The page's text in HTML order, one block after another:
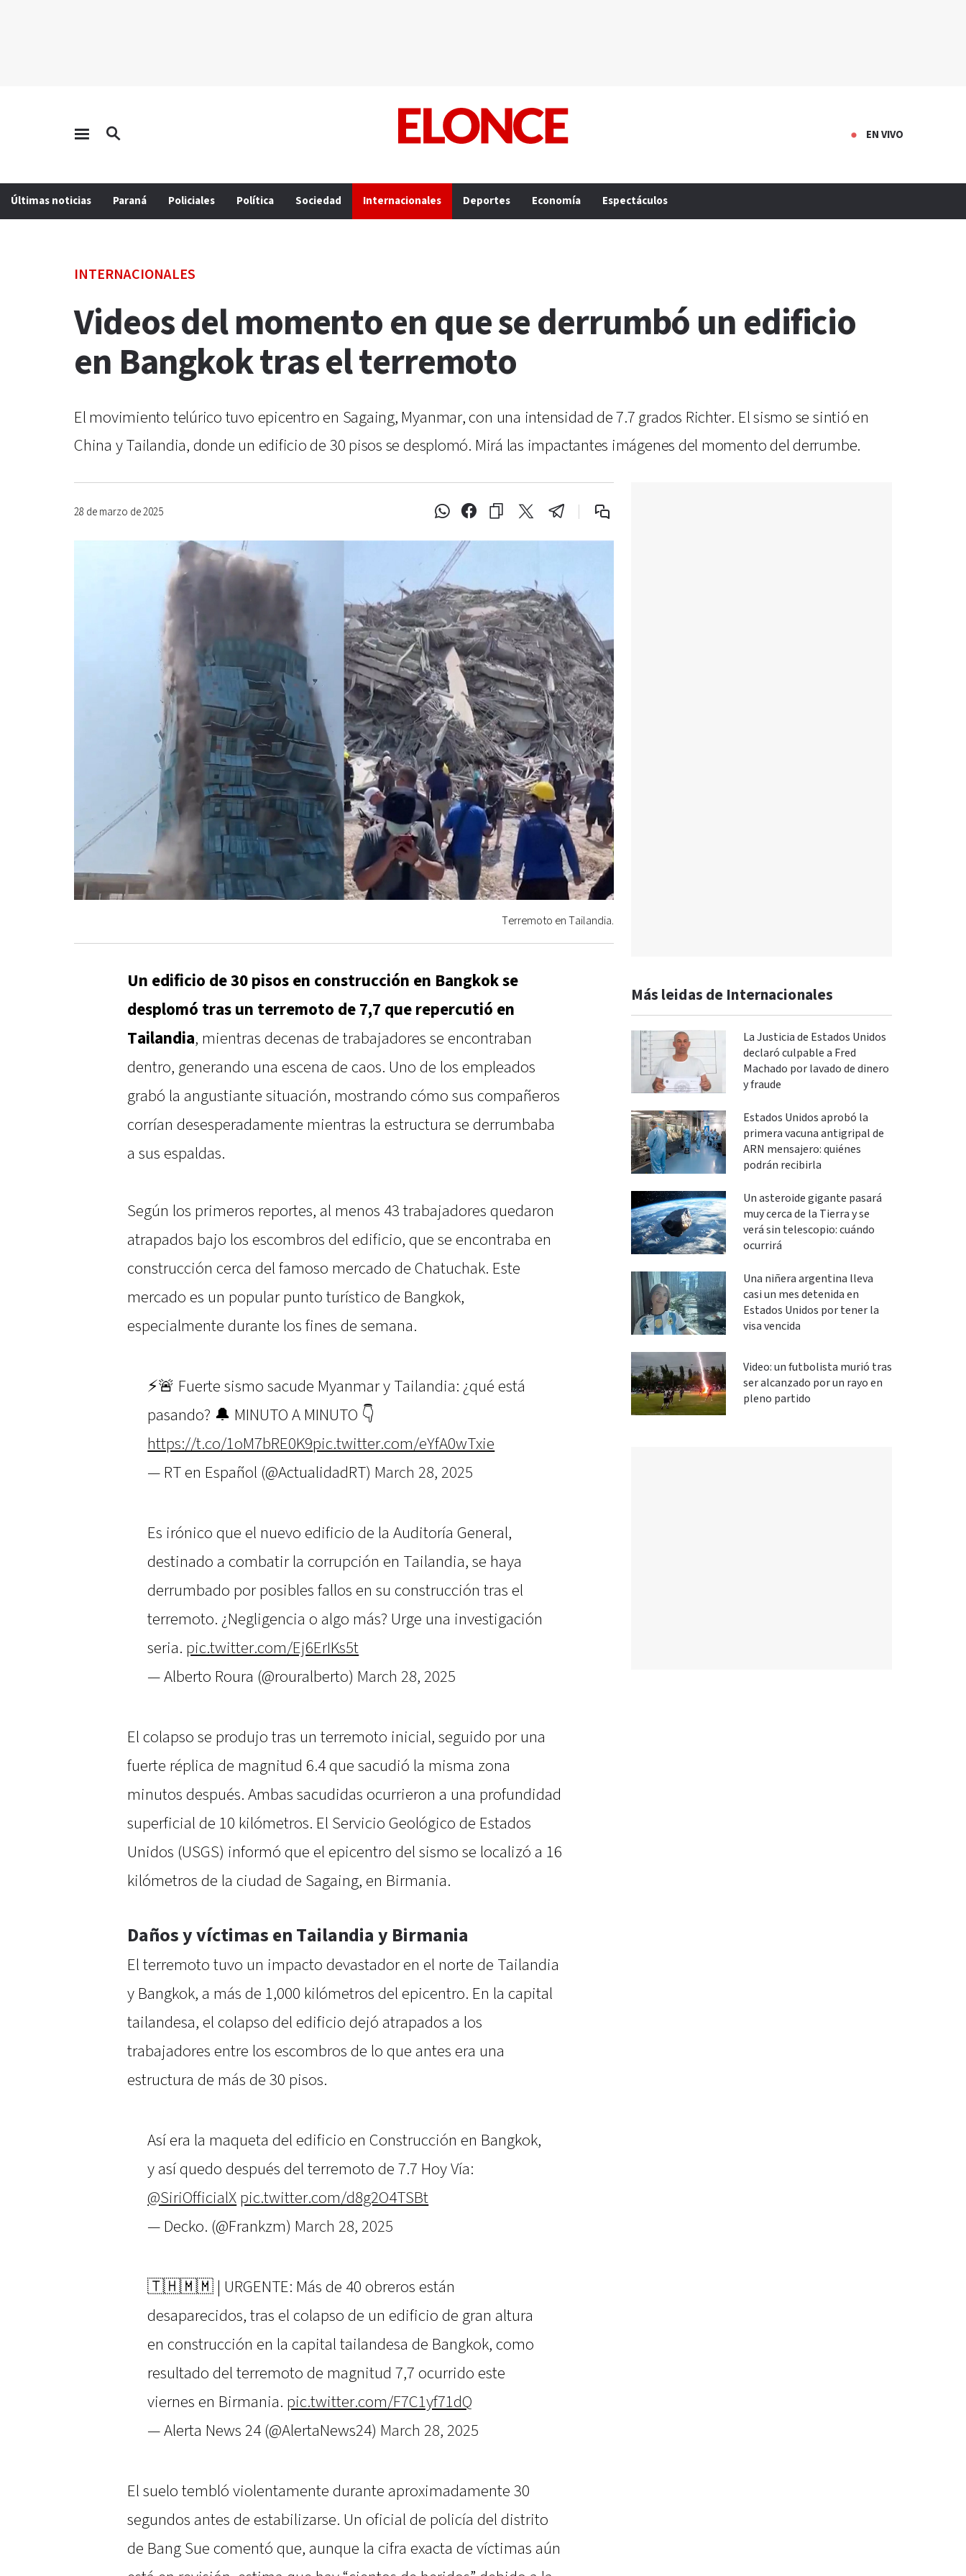
EN VIVO
Últimas noticias Paraná Policiales Política Sociedad Internacionales Deportes Economía Espectáculos
INTERNACIONALES
Videos del momento en que se derrumbó un edificio
en Bangkok tras el terremoto
El movimiento telúrico tuvo epicentro en Sagaing, Myanmar, con una intensidad de 7.7 grados Richter. El sismo se sintió en
China y Tailandia, donde un edificio de 30 pisos se desplomó. Mirá las impactantes imágenes del momento del derrumbe.
28 de marzo de 2025
Terremoto en Tailandia.
Un edificio de 30 pisos en construcción en Bangkok se
desplomó tras un terremoto de 7,7 que repercutió en
Tailandia, mientras decenas de trabajadores se encontraban
dentro, generando una escena de caos. Uno de los empleados
grabó la angustiante situación, mostrando cómo sus compañeros
corrían desesperadamente mientras la estructura se derrumbaba
a sus espaldas.
Según los primeros reportes, al menos 43 trabajadores quedaron
atrapados bajo los escombros del edificio, que se encontraba en
construcción cerca del famoso mercado de Chatuchak. Este
mercado es un popular punto turístico de Bangkok,
especialmente durante los fines de semana.
⚡️🚨 Fuerte sismo sacude Myanmar y Tailandia: ¿qué está
pasando? 🔔 MINUTO A MINUTO 👇
https://t.co/1oM7bRE0K9pic.twitter.com/eYfA0wTxie
— RT en Español (@ActualidadRT) March 28, 2025
Es irónico que el nuevo edificio de la Auditoría General,
destinado a combatir la corrupción en Tailandia, se haya
derrumbado por posibles fallos en su construcción tras el
terremoto. ¿Negligencia o algo más? Urge una investigación
seria. pic.twitter.com/Ej6ErIKs5t
— Alberto Roura (@rouralberto) March 28, 2025
El colapso se produjo tras un terremoto inicial, seguido por una
fuerte réplica de magnitud 6.4 que sacudió la misma zona
minutos después. Ambas sacudidas ocurrieron a una profundidad
superficial de 10 kilómetros. El Servicio Geológico de Estados
Unidos (USGS) informó que el epicentro del sismo se localizó a 16
kilómetros de la ciudad de Sagaing, en Birmania.
Daños y víctimas en Tailandia y Birmania
El terremoto tuvo un impacto devastador en el norte de Tailandia
y Bangkok, a más de 1,000 kilómetros del epicentro. En la capital
tailandesa, el colapso del edificio dejó atrapados a los
trabajadores entre los escombros de lo que antes era una
estructura de más de 30 pisos.
Así era la maqueta del edificio en Construcción en Bangkok,
y así quedo después del terremoto de 7.7 Hoy Vía:
@SiriOfficialX pic.twitter.com/d8g2O4TSBt
— Decko. (@Frankzm) March 28, 2025
🇹🇭🇲🇲 | URGENTE: Más de 40 obreros están
desaparecidos, tras el colapso de un edificio de gran altura
en construcción en la capital tailandesa de Bangkok, como
resultado del terremoto de magnitud 7,7 ocurrido este
viernes en Birmania. pic.twitter.com/F7C1yf71dQ
— Alerta News 24 (@AlertaNews24) March 28, 2025
El suelo tembló violentamente durante aproximadamente 30
segundos antes de estabilizarse. Un oficial de policía del distrito
de Bang Sue comentó que, aunque la cifra exacta de víctimas aún
Más leidas de Internacionales
La Justicia de Estados Unidos
declaró culpable a Fred
Machado por lavado de dinero
y fraude
Estados Unidos aprobó la
primera vacuna antigripal de
ARN mensajero: quiénes
podrán recibirla
Un asteroide gigante pasará
muy cerca de la Tierra y se
verá sin telescopio: cuándo
ocurrirá
Una niñera argentina lleva
casi un mes detenida en
Estados Unidos por tener la
visa vencida
Video: un futbolista murió tras
ser alcanzado por un rayo en
pleno partido